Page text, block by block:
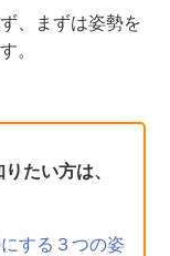
、まずは姿勢を
。
たい方は、
する３つの姿